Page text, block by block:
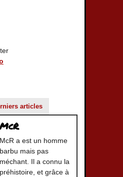
articles
McR
McR a est un homme
barbu mais pas
méchant. Il a connu la
préhistoire, et grâce à